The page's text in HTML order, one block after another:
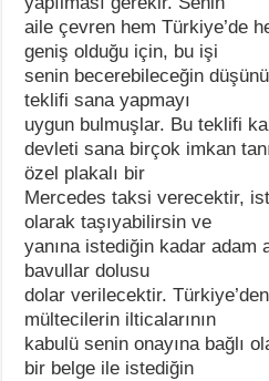
aile çevren hem Türkiye’de
geniş olduğu için, bu işi
senin becerebileceğin
teklifi sana yapmayı
uygun bulmuşlar. Bu teklifi
devleti sana birçok imkan
özel plakalı bir
Mercedes taksi verecektir,
olarak taşıyabilirsin ve
yanına istediğin kadar adam
bavullar dolusu
dolar verilecektir.
mültecilerin ilticalarının
kabulü senin onayına bağlı
bir belge ile istediğin